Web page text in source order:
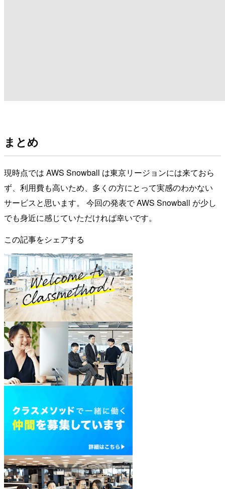
まとめ
現時点では AWS Snowball は東京リージョンには来ておら
ず、利用費も高いため、多くの方にとって実感のわかない
サービスと思います。 今回の発表で AWS Snowball が少し
でも身近に感じていただければ幸いです。
この記事をシェアする